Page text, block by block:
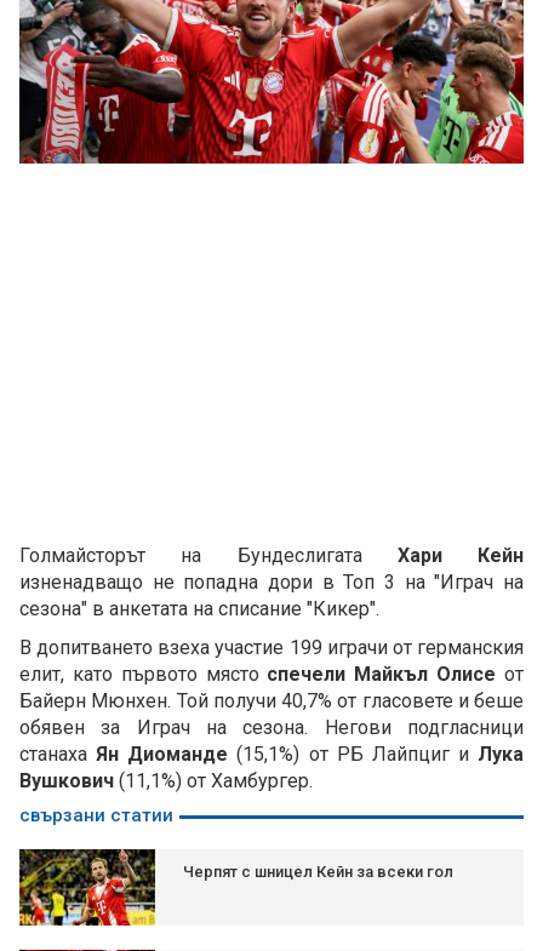
Голмайсторът на Бундеслигата Хари Кейн
изненадващо не попадна дори в Топ 3 на "Играч на
сезона" в анкетата на списание "Кикер".
В допитването взеха участие 199 играчи от германския
елит, като първото място спечели Майкъл Олисе от
Байерн Мюнхен. Той получи 40,7% от гласовете и беше
обявен за Играч на сезона. Негови подгласници
станахаЯн Диоманде (15,1%) от РБ Лайпциг и Лука
Вушкович (11,1%) от Хамбургер.
свързани статии
Черпят с шницел Кейн за всеки гол